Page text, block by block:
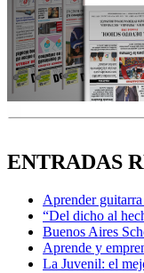
ENTRADAS
Aprender
“Del dicho al
Buenos Aires
Aprende y
La Juvenil: el